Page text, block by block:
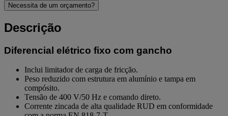
Necessita de um orçamento?
Descrição
Diferencial elétrico fixo com gancho
Inclui limitador de carga de fricção.
Peso reduzido com estrutura em alumínio e tampa em
compósito.
Tensão de 400 V/50 Hz e comando direto.
Corrente zincada de alta qualidade RUD em conformidade